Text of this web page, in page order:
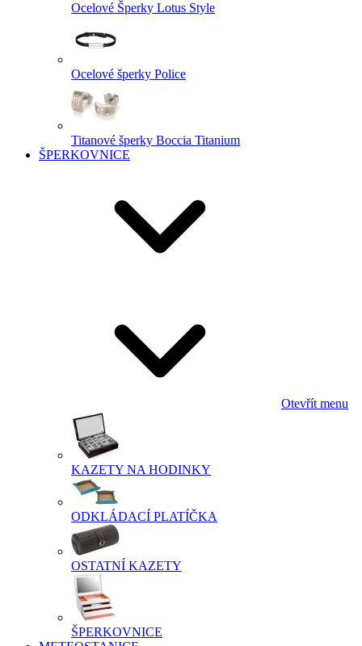
Ocelové Šperky Lotus Style
Ocelové šperky Police
Titanové šperky Boccia Titanium
ŠPERKOVNICE
Otevřít menu
KAZETY NA HODINKY
ODKLÁDACÍ PLATÍČKA
OSTATNÍ KAZETY
ŠPERKOVNICE